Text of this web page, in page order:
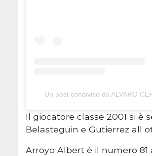
Un post condiviso da ALVARO
Il giocatore classe 2001 si è
Belasteguin e Gutierrez all
Arroyo Albert è il numero 81